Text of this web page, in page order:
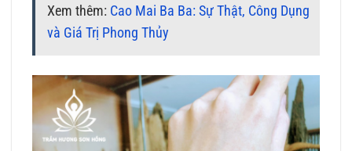
Xem thêm: Cao Mai Ba Ba: Sự Thật, Công Dụng
và Giá Trị Phong Thủy